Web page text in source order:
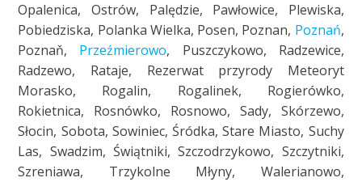
Opalenica, Ostrów, Palędzie, Pawłowice, Plewiska,
Pobiedziska, Polanka Wielka, Posen, Poznan, Poznań,
Poznaň, Przeźmierowo, Puszczykowo, Radzewice,
Radzewo, Rataje, Rezerwat przyrody Meteoryt
Morasko, Rogalin, Rogalinek, Rogierówko,
Rokietnica, Rosnówko, Rosnowo, Sady, Skórzewo,
Słocin, Sobota, Sowiniec, Śródka, Stare Miasto, Suchy
Las, Swadzim, Świątniki, Szczodrzykowo, Szczytniki,
Szreniawa, Trzykolne Młyny, Walerianowo,